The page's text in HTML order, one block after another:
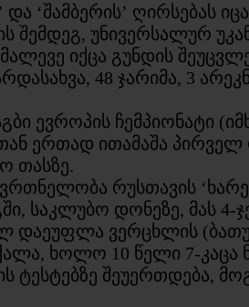
და ‘შამბერის’ ღირსებას
შემდეგ, უნივერსალურ
იქცა გუნდის
48 ჯარიმა, 3
ევროპის ჩემპიონატი
ერთად ითამაშა
თასზე.
რუსთავის
საკლუბო დონეზე, მას
დაეუფლა ვერცხლის
ხოლო 10 წელი 7-კაცა
ტესტებზე შეუერთდება,